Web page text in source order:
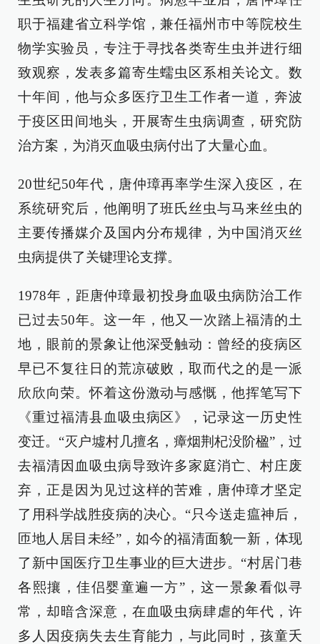
职于福建省立科学馆，兼任福州市中等院校生
物学实验员，专注于寻找各类寄生虫并进行细
致观察，发表多篇寄生蠕虫区系相关论文。数
十年间，他与众多医疗卫生工作者一道，奔波
于疫区田间地头，开展寄生虫病调查，研究防
治方案，为消灭血吸虫病付出了大量心血。
20世纪50年代，唐仲璋再率学生深入疫区，在
系统研究后，他阐明了班氏丝虫与马来丝虫的
主要传播媒介及国内分布规律，为中国消灭丝
虫病提供了关键理论支撑。
1978年，距唐仲璋最初投身血吸虫病防治工作
已过去50年。这一年，他又一次踏上福清的土
地，眼前的景象让他深受触动：曾经的疫病区
早已不复往日的荒凉破败，取而代之的是一派
欣欣向荣。怀着这份激动与感慨，他挥笔写下
《重过福清县血吸虫病区》，记录这一历史性
变迁。“灭户墟村几擅名，瘴烟荆杞没阶楹”，过
去福清因血吸虫病导致许多家庭消亡、村庄废
弃，正是因为见过这样的苦难，唐仲璋才坚定
了用科学战胜疫病的决心。“只今送走瘟神后，
匝地人居目未经”，如今的福清面貌一新，体现
了新中国医疗卫生事业的巨大进步。“村居门巷
各熙攘，佳侣婴童遍一方”，这一景象看似寻
常，却暗含深意，在血吸虫病肆虐的年代，许
多人因疫病失去生育能力，与此同时，孩童夭